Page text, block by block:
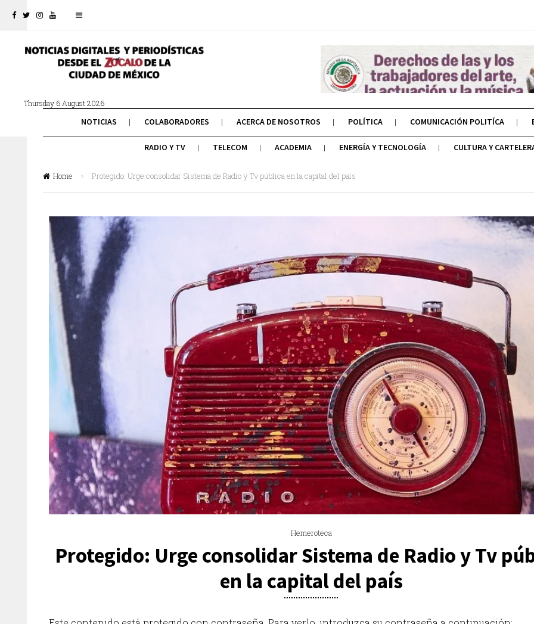
Thursday 6 August 2026
NOTICIAS COLABORADORES ACERCA DE NOSOTROS POLÍTICA COMUNICACIÓN POLITÍCA
RADIO Y TV TELECOM ACADEMIA ENERGÍA Y TECNOLOGÍA CULTURA Y
Home » Protegido: Urge consolidar Sistema de Radio y Tv pública en la capital del país
Hemeroteca
Protegido: Urge consolidar Sistema de Radio y Tv
en la capital del país